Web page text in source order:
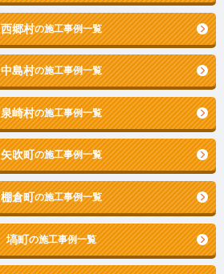
西郷村の施工事例一覧
中島村の施工事例一覧
泉崎村の施工事例一覧
矢吹町の施工事例一覧
棚倉町の施工事例一覧
塙町の施工事例一覧